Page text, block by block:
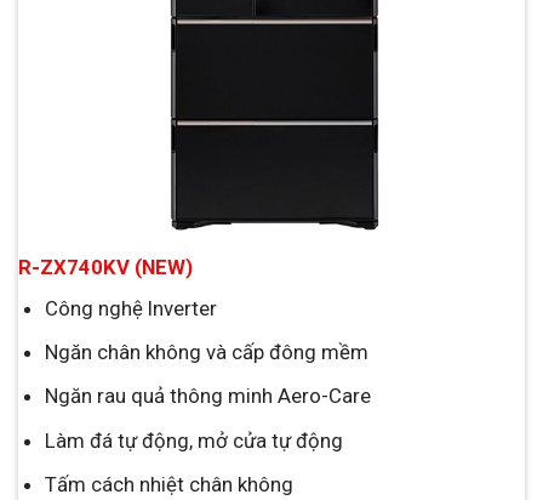
R-ZX740KV (NEW)
Công nghệ Inverter
Ngăn chân không và cấp đông mềm
Ngăn rau quả thông minh Aero-Care
Làm đá tự động, mở cửa tự động
Tấm cách nhiệt chân không